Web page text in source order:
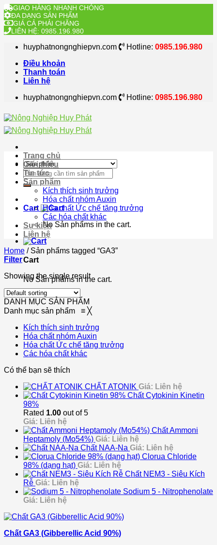
GIAO HÀNG NHANH CHÓNG
ĐA DẠNG SẢN PHẨM
GIÁ CẢ PHẢI CHĂNG
LIÊN HỆ: 0985.196.980
huyphatnongnghiepvn.com Hotline: 0985.196.980
Điều khoản
Thanh toán
Liên hệ
huyphatnongnghiepvn.com
Hotline: 0985.196.980
Search
for:
Cart
No Sản phẩms in the cart.
Cart
No Sản phẩms in the cart.
Trang chủ
Giới thiệu
Tin tức
Sản phẩm
Kích thích sinh trưởng
Hóa chất nhóm Auxin
Hóa chất Ức chế tăng trưởng
Các hóa chất khác
Sự kiện
Liên hệ
Home /Sản phẩms tagged “GA3”
Filter
Showing the single result
DANH MỤC SẢN PHẨM
Danh mục sản phẩm ≡ ╳
Kích thích sinh trưởng
Hóa chất nhóm Auxin
Hóa chất Ức chế tăng trưởng
Các hóa chất khác
Có thể bạn sẽ thích
CHẤT ATONIK Giá: Liên hệ
Chất Cytokinin Kinetin
98%
Rated 1.00 out of 5
Giá: Liên hệ
Chất Ammoni
Heptamoly (Mo54%) Giá: Liên hệ
Chất NAA-Na Giá: Liên hệ
Clorua Chloride
98% (dạng hạt) Giá: Liên hệ
Chất NEM3 - Siêu Kích
Rễ Giá: Liên hệ
Sodium 5 - Nitrophenolate
Giá: Liên hệ
Chất GA3 (Gibberellic Acid 90%)